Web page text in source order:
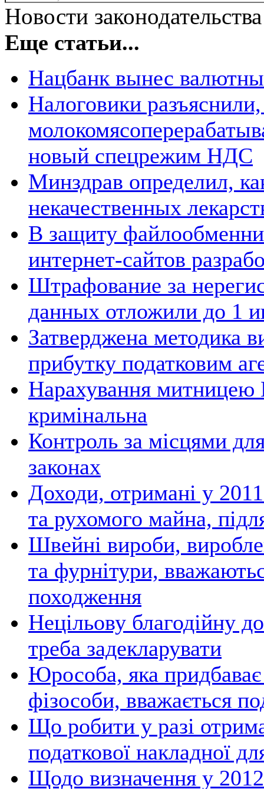
Новости законодательства
Еще статьи...
Нацбанк вынес
Налоговики
новый спецрежим НДС
Минздрав определил,
некачественных
В защиту
интернет-сайтов
Штрафование за
данных отложили до 1
Затверджена методика
прибутку податковим
Нарахування митницею
кримінальна
Контроль за місцями
законах
Доходи, отримані у
та рухомого майна,
Швейні вироби,
та фурнітури,
походження
Нецільову благодійну
треба задекларувати
Юрособа, яка
фізособи, вважається
Що робити у разі
податкової накладної
Щодо визначення у 2012